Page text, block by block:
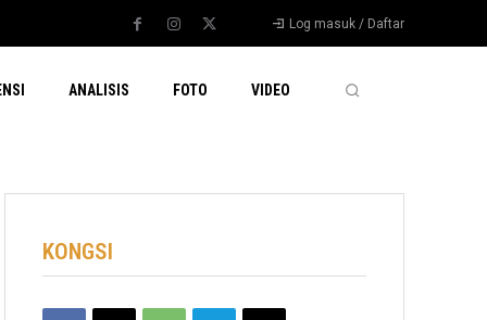
Log masuk / Daftar
ANALISIS FOTO VIDEO
KONGSI